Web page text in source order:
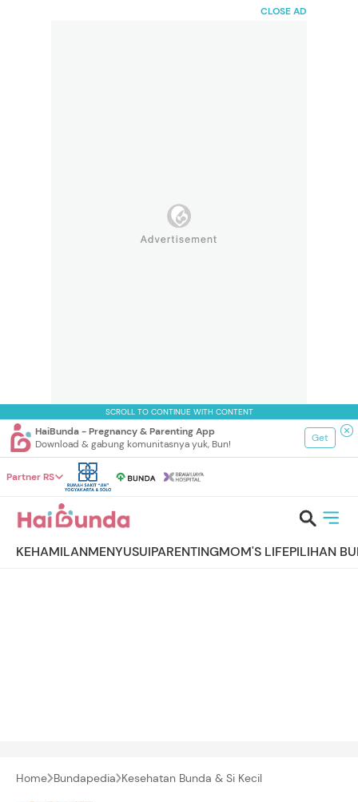
CLOSE AD
SCROLL TO CONTINUE WITH CONTENT
HaiBunda - Pregnancy & Parenting App
Download & gabung komunitasnya yuk, Bun!
Get
Partner RS
KEHAMILANMENYUSUIPARENTINGMOM'S LIFEPILIHAN
Home Bundapedia Kesehatan Bunda & Si Kecil